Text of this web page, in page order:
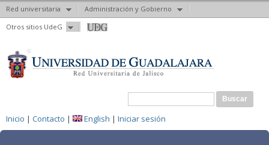
Red universitaria
Administración y Gobierno
Otros sitios UdeG
Pasar al
contenido
Formulario de búsqueda
Buscar
Inicio | Contacto | English | Iniciar sesión